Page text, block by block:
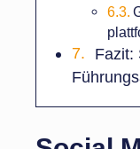
Fazit: